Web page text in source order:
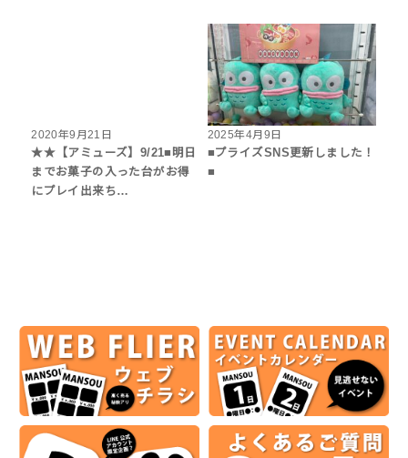
2020年9月21日
★★【アミューズ】9/21■明日
までお菓子の入った台がお得
にプレイ出来ち…
2025年4月9日
■プライズSNS更新しました！
■